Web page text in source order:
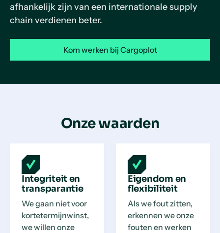
afhankelijk zijn van een internationale supply
chain verdienen beter.
Kom werken bij Cargoplot
Onze waarden
Integriteit en
transparantie
We gaan niet voor
kortetermijnwinst,
we willen onze
Eigendom en
flexibiliteit
Als we fout zitten,
erkennen we onze
fouten en werken